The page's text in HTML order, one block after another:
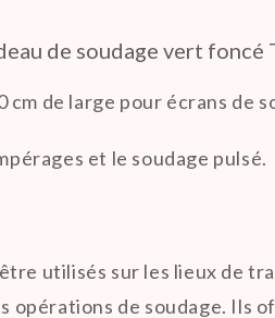
de soudage vert foncé
de large pour écrans de
et le soudage pulsé.
utilisés sur les lieux de
opérations de soudage.